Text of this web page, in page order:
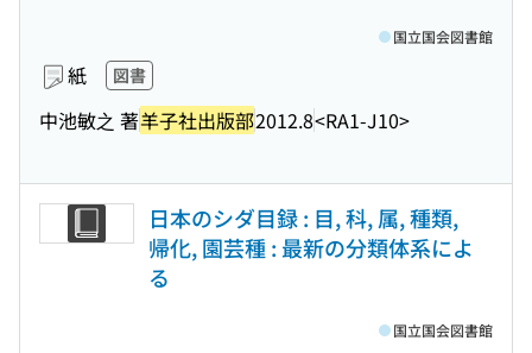
紙 図書
中池敏之 著羊子社出版部2012.8<RA1-J10>
国立国会図書館
日本のシダ目録 : 目, 科, 属, 種類,
帰化, 園芸種 : 最新の分類体系によ
る
国立国会図書館